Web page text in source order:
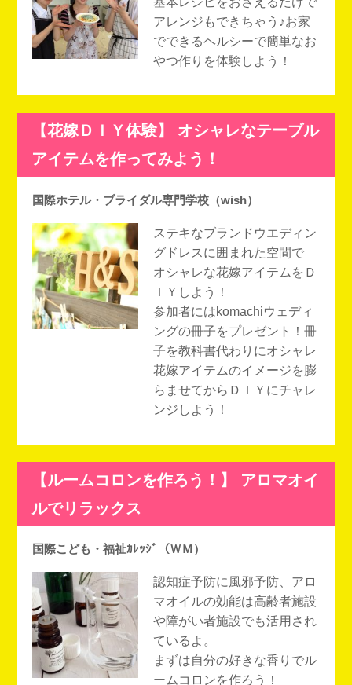
アレンジもできちゃう♪お家
でできるヘルシーで簡単なお
やつ作りを体験しよう！
【花嫁ＤＩＹ体験】 オシャレなテーブル
アイテムを作ってみよう！
国際ホテル・ブライダル専門学校（wish）
ステキなブランドウエディン
グドレスに囲まれた空間で
オシャレな花嫁アイテムをＤ
ＩＹしよう！
参加者にはkomachiウェディ
ングの冊子をプレゼント！冊
子を教科書代わりにオシャレ
花嫁アイテムのイメージを膨
らませてからＤＩＹにチャレ
ンジしよう！
【ルームコロンを作ろう！】 アロマオイ
ルでリラックス
国際こども・福祉ｶﾚｯｼﾞ（ＷＭ）
認知症予防に風邪予防、アロ
マオイルの効能は高齢者施設
や障がい者施設でも活用され
ているよ。
まずは自分の好きな香りでル
ームコロンを作ろう！